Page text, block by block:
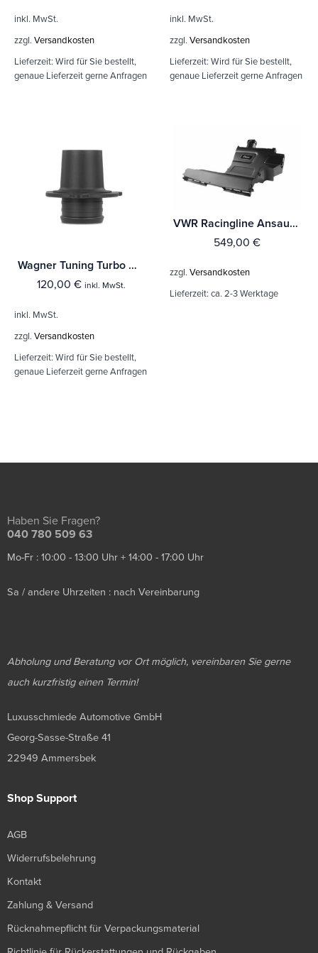
inkl. MwSt.
zzgl. Versandkosten
Lieferzeit: Wird für Sie bestellt,
genaue Lieferzeit gerne Anfragen
inkl. MwSt.
zzgl. Versandkosten
Lieferzeit: Wird für Sie bestellt,
genaue Lieferzeit gerne Anfragen
Wagner Tuning Turbo Outlet für VAG 1.8/2.0 TSI Motoren EA888 Gen.3
120,00 € inkl. MwSt.
inkl. MwSt.
zzgl. Versandkosten
Lieferzeit: Wird für Sie bestellt,
genaue Lieferzeit gerne Anfragen
VWR Racingline Ansaugsystem / Airbox R600 für VAG 2.0 TSI 190 PS
549,00 €
zzgl. Versandkosten
Lieferzeit: ca. 2-3 Werktage
Haben Sie Fragen?
040 780 509 63
Mo-Fr : 10:00 - 13:00 Uhr + 14:00 - 17:00 Uhr
Sa / andere Uhrzeiten : nach Vereinbarung
Abholung und Beratung vor Ort möglich, vereinbaren Sie gerne
auch kurzfristig einen Termin!
Luxusschmiede Automotive GmbH
Georg-Sasse-Straße 41
22949 Ammersbek
Shop Support
AGB
Widerrufsbelehrung
Kontakt
Zahlung & Versand
Rücknahmepflicht für Verpackungsmaterial